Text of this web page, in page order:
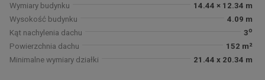
Wymiary budynku
14.44 × 12.34 m
Wysokość budynku
4.09 m
Kąt nachylenia dachu
3o
Powierzchnia dachu
152 m²
Minimalne wymiary działki
21.44 x 20.34 m